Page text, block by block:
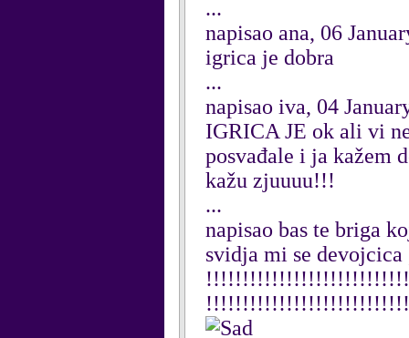
...
napisao ana, 06
igrica je dobra
...
napisao iva, 04
IGRICA JE ok ali vi
posvađale i ja kažem
kažu zjuuuu!!!
...
napisao bas te briga
svidja mi se